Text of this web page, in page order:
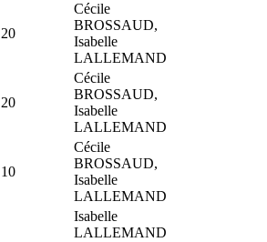
20
Cécile
BROSSAUD,
Isabelle
LALLEMAND
20
Cécile
BROSSAUD,
Isabelle
LALLEMAND
10
Cécile
BROSSAUD,
Isabelle
LALLEMAND
Isabelle
LALLEMAND